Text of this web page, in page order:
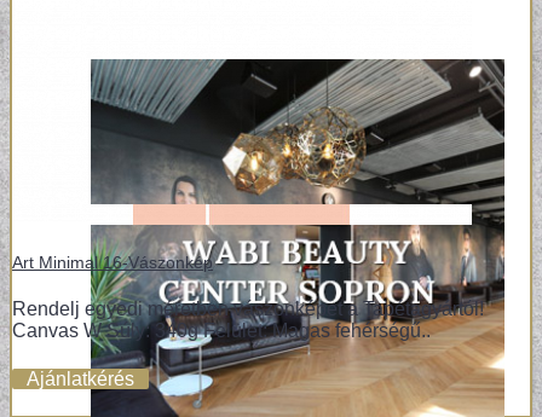
Art Minimal 16-Vászonkép
Rendelj egyedi méretben vászonképet a Tapétagyártól!
Canvas W Súly: 340g Felület: Magas fehérségű..
Ajánlatkérés